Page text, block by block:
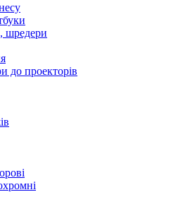
шредери
до проекторів